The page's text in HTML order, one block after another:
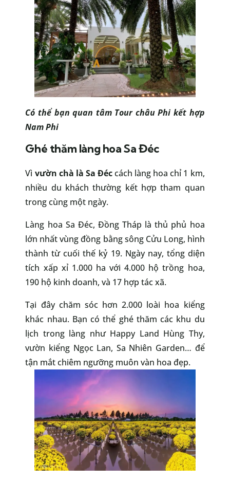
Có thể bạn quan tâm Tour châu Phi kết hợp
Nam Phi
Ghé thăm làng hoa Sa Đéc
Vì vườn chà là Sa Đéccách làng hoa chỉ 1 km,
nhiều du khách thường kết hợp tham quan
trong cùng một ngày.
Làng hoa Sa Đéc, Đồng Tháp là thủ phủ hoa
lớn nhất vùng đồng bằng sông Cửu Long, hình
thành từ cuối thế kỷ 19. Ngày nay, tổng diện
tích xấp xỉ 1.000 ha với 4.000 hộ trồng hoa,
190 hộ kinh doanh, và 17 hợp tác xã.
Tại đây chăm sóc hơn 2.000 loài hoa kiểng
khác nhau. Bạn có thể ghé thăm các khu du
lịch trong làng như Happy Land Hùng Thy,
vườn kiểng Ngọc Lan, Sa Nhiên Garden… để
tận mắt chiêm ngưỡng muôn vàn hoa đẹp.